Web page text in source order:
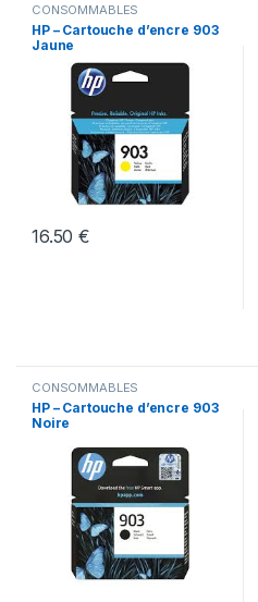
CONSOMMABLES
HP – Cartouche d’encre 903
Jaune
16.50€
CONSOMMABLES
HP – Cartouche d’encre 903
Noire